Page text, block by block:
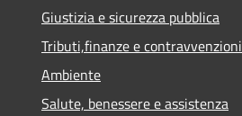
Giustizia e sicurezza pubblica
Tributi,finanze e contravvenzioni
Ambiente
Salute, benessere e assistenza